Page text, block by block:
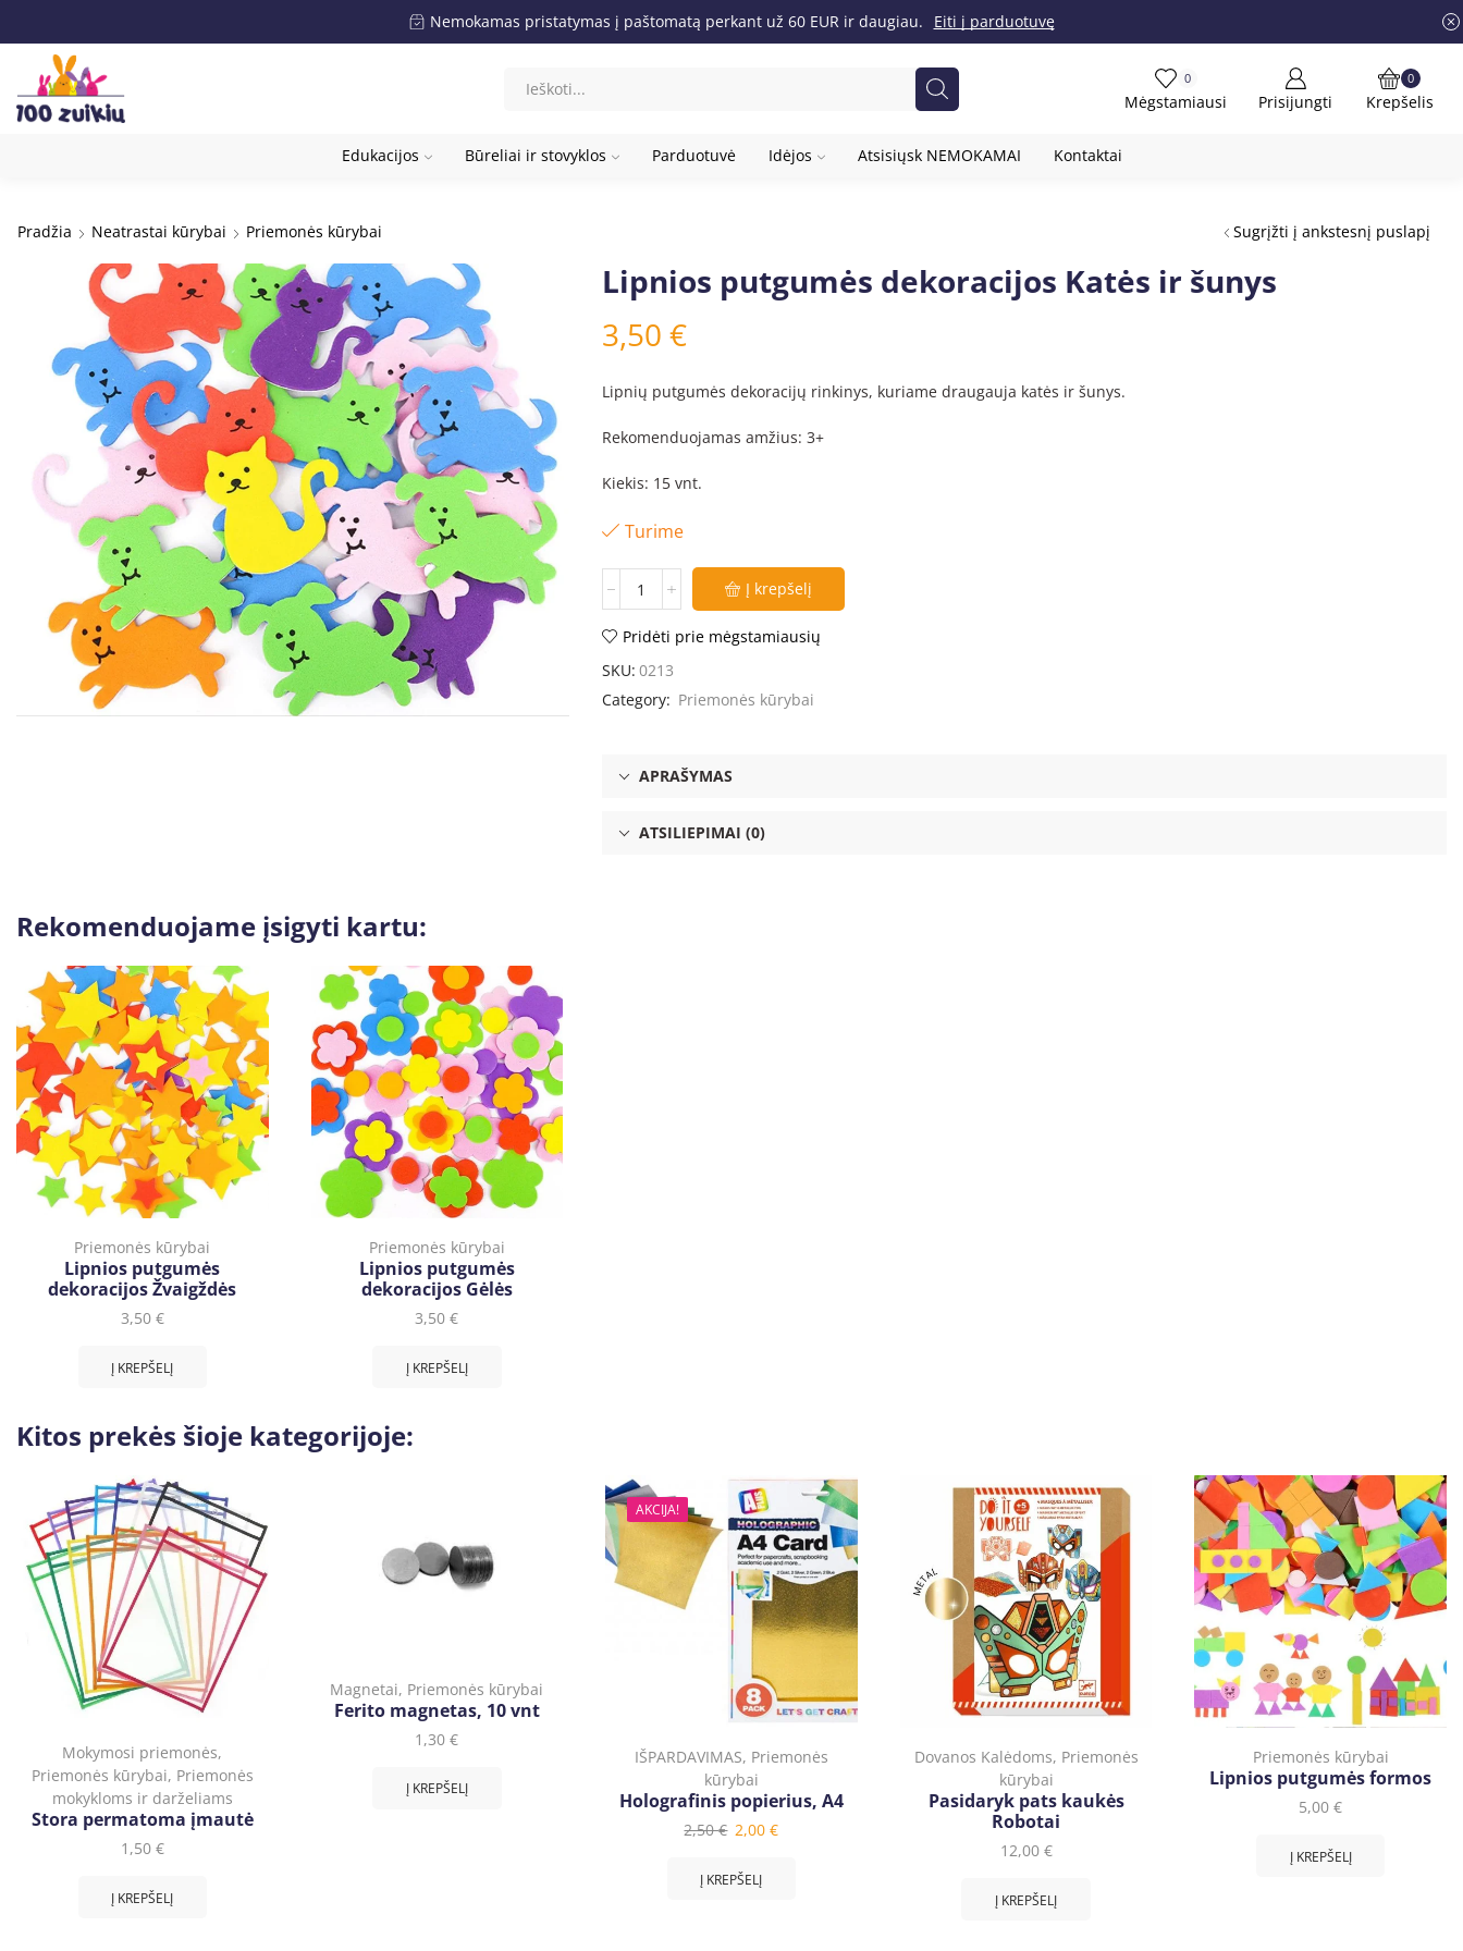
Nemokamas pristatymas į paštomatą perkant už 60 EUR ir daugiau. Eiti į parduotuvę
0
Mėgstamiausi Prisijungti
0
Krepšelis
Edukacijos Būreliai ir stovyklos Parduotuvė Idėjos Atsisiųsk NEMOKAMAI Kontaktai
Pradžia Neatrastai kūrybai Priemonės kūrybai Sugrįžti į ankstesnį puslapį
Lipnios putgumės dekoracijos Katės ir šunys
3,50 €
Lipnių putgumės dekoracijų rinkinys, kuriame draugauja katės ir šunys.
Rekomenduojamas amžius: 3+
Kiekis: 15 vnt.
Turime
Į krepšelį
Pridėti prie mėgstamiausių
SKU: 0213
Category: Priemonės kūrybai
APRAŠYMAS
ATSILIEPIMAI (0)
Rekomenduojame įsigyti kartu:
Priemonės kūrybai
Lipnios putgumės
dekoracijos Žvaigždės
3,50 €
Į KREPŠELĮ
Priemonės kūrybai
Lipnios putgumės
dekoracijos Gėlės
3,50€
Į KREPŠELĮ
Kitos prekės šioje kategorijoje:
Mokymosi priemonės,
Priemonės kūrybai, Priemonės
mokykloms ir darželiams
Stora permatoma įmautė
1,50 €
Į KREPŠELĮ
Magnetai, Priemonės kūrybai
Ferito magnetas, 10 vnt
1,30€
Į KREPŠELĮ
AKCIJA!
IŠPARDAVIMAS, Priemonės
kūrybai
Holografinis popierius, A4
2,50€ 2,00€
Į KREPŠELĮ
Dovanos Kalėdoms, Priemonės
kūrybai
Pasidaryk pats kaukės
Robotai
12,00 €
Į KREPŠELĮ
Priemonės kūrybai
Lipnios putgumės formos
5,00€
Į KREPŠELĮ